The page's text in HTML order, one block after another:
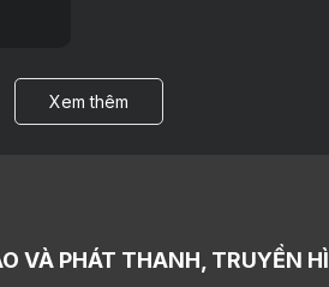
Xem thêm
VÀ PHÁT THANH, TRUYỀN